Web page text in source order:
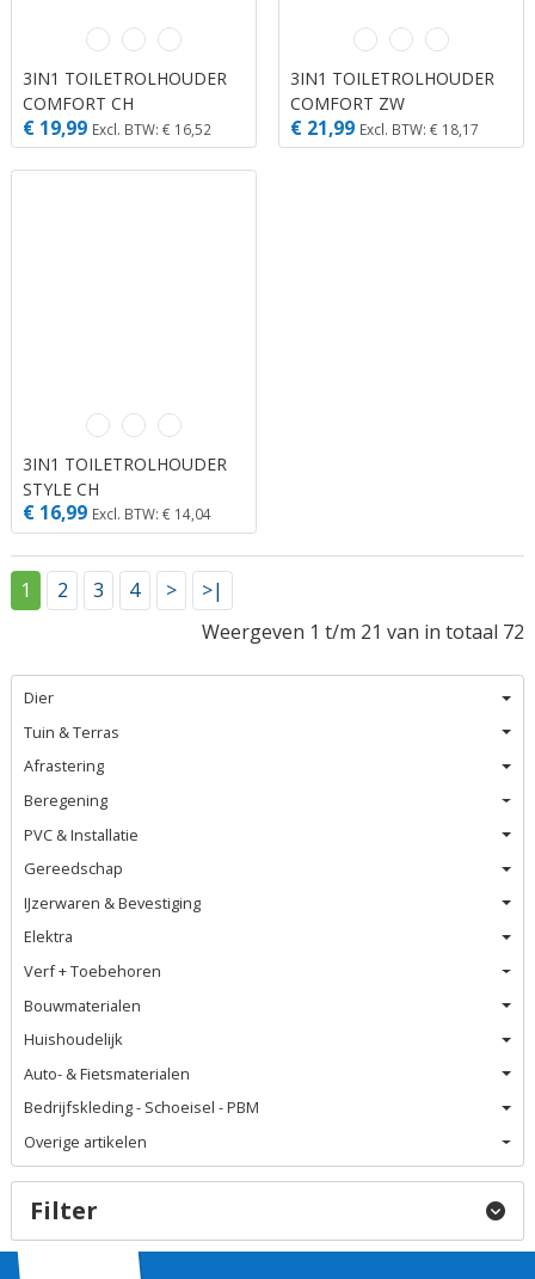
Dier
Tuin & Terras
Afrastering
Beregening
PVC & Installatie
Gereedschap
IJzerwaren & Bevestiging
Elektra
Verf + Toebehoren
Bouwmaterialen
Huishoudelijk
Auto- & Fietsmaterialen
Bedrijfskleding - Schoeisel - PBM
Overige artikelen
Filter
3IN1 TOILETROLHOUDER
COMFORT CH
€ 19,99 Excl. BTW: € 16,52
3IN1 TOILETROLHOUDER
COMFORT ZW
€ 21,99 Excl. BTW: € 18,17
3IN1 TOILETROLHOUDER
STYLE CH
€ 16,99 Excl. BTW: € 14,04
1 2 3 4 >
>|
Weergeven 1 t/m 21 van in totaal 72